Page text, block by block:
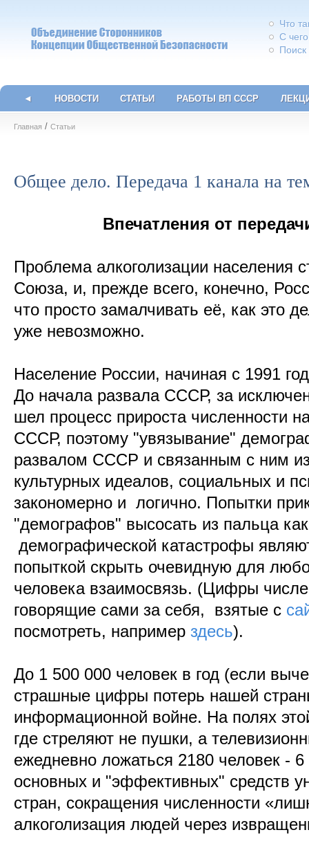
Что
С
◄ НОВОСТИ СТАТЬИ РАБОТЫ ВП СССР
Главная / Статьи
Общее дело. Передача 1 канала на
Впечатления от
Проблема алкоголизации населения
Союза, и, прежде всего, конечно,
что просто замалчивать её, как это
уже невозможно.
Население России, начиная с 1991
До начала развала СССР, за
шел процесс прироста численности
СССР, поэтому "увязывание"
развалом СССР и связанным с ним
культурных идеалов, социальных и
закономерно и логично. Попытки
"демографов" высосать из пальца
демографической катастрофы
попыткой скрыть очевидную для
человека взаимосвязь. (Цифры
говорящие сами за себя, взятые с
посмотреть, например здесь).
До 1 500 000 человек в год (если
страшные цифры потерь нашей
информационной войне. На полях
где стреляют не пушки, а
ежедневно ложаться 2180 человек -
основных и "эффективных" средств
стран, сокращения численности
алкоголизация людей через